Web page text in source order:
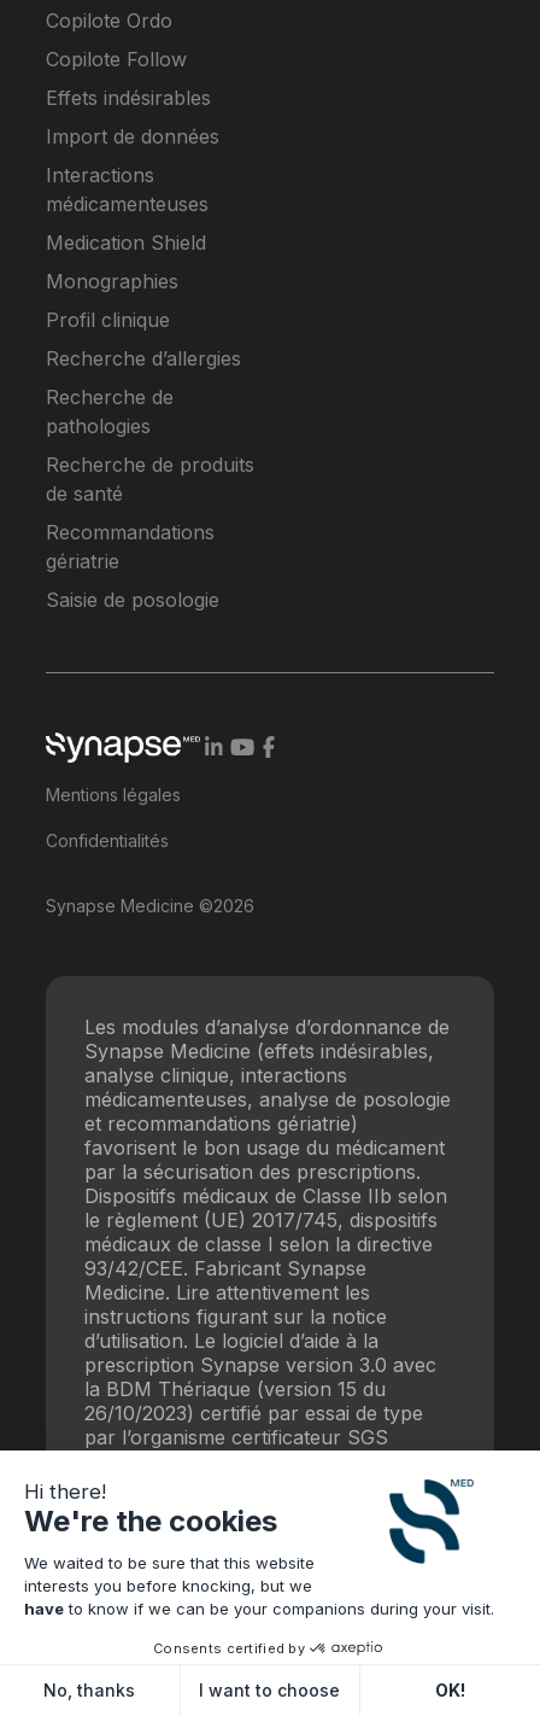
Copilote Ordo
Copilote Follow
Effets indésirables
Import de données
Interactions
médicamenteuses
Medication Shield
Monographies
Profil clinique
Recherche d’allergies
Recherche de
pathologies
Recherche de produits
de santé
Recommandations
gériatrie
Saisie de posologie
Mentions légales
Confidentialités
Synapse Medicine ©2026
Les modules d’analyse d’ordonnance de
Synapse Medicine (effets indésirables,
analyse clinique, interactions
médicamenteuses, analyse de posologie
et recommandations gériatrie)
favorisent le bon usage du médicament
par la sécurisation des prescriptions.
Dispositifs médicaux de Classe IIb selon
le règlement (UE) 2017/745, dispositifs
médicaux de classe I selon la directive
93/42/CEE. Fabricant Synapse
Medicine. Lire attentivement les
instructions figurant sur la notice
d’utilisation. Le logiciel d’aide à la
prescription Synapse version 3.0 avec
la BDM Thériaque (version 15 du
26/10/2023) certifié par essai de type
par l’organisme certificateur SGS
fonctionnel mars 2021 de la HAS.
Date de mise à jour : 16/07/2025
WBS-39.03
Hi there!
We're the cookies
We waited to be sure that this website
interests you before knocking, but we
haveto know if we can be your companions during your visit.
Consents certified by
No, thanks I want to choose
OK!